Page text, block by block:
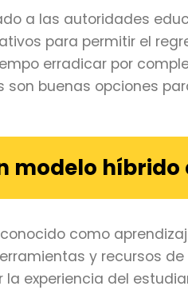
a las autoridades
para permitir el
erradicar por
son buenas opciones
modelo
como
y recursos
experiencia del